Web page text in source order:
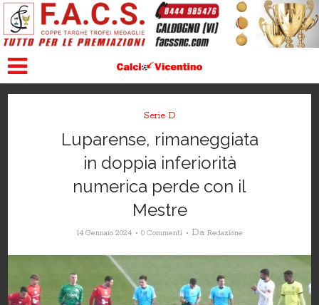
Serie D
Luparense, rimaneggiata
in doppia inferiorità
numerica perde con il
Mestre
14 Gennaio 2024 0 Commenti Da Redazione